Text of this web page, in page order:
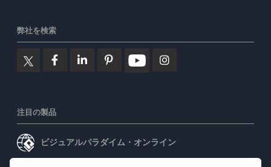
弊社を検索
注目の製品
ビジュアルパラダイム・オンライン